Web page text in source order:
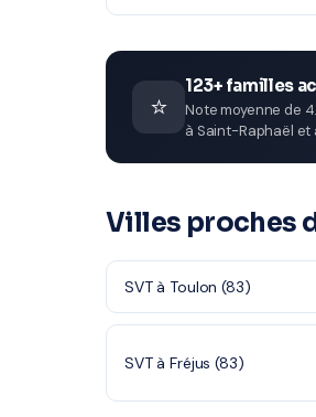
⭐
123+ familles
Note moyenne de
à Saint-Raphaël et
Villes proches
SVT à Toulon (83)
SVT à Fréjus (83)